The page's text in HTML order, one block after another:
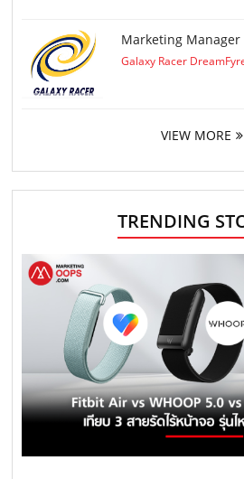
Marketing Manager
Galaxy Racer
VIEW MORE
TRENDING